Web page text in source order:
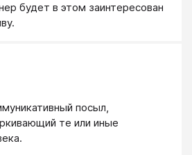
будет в этом заинтересован
посыл,
те или иные